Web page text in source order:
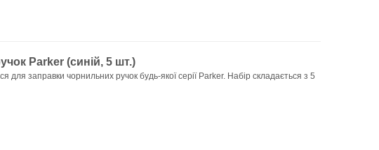
Parker (синій, 5 шт.)
для заправки чорнильних ручок будь-якої серії Parker. Набір складається з 5